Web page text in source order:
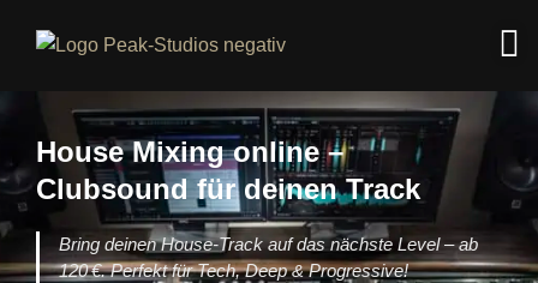
House Mixing online –
Clubsound für deinen Track
Bring deinen House-Track auf das nächste Level – ab
120 €. Perfekt für Tech, Deep & Progressive!